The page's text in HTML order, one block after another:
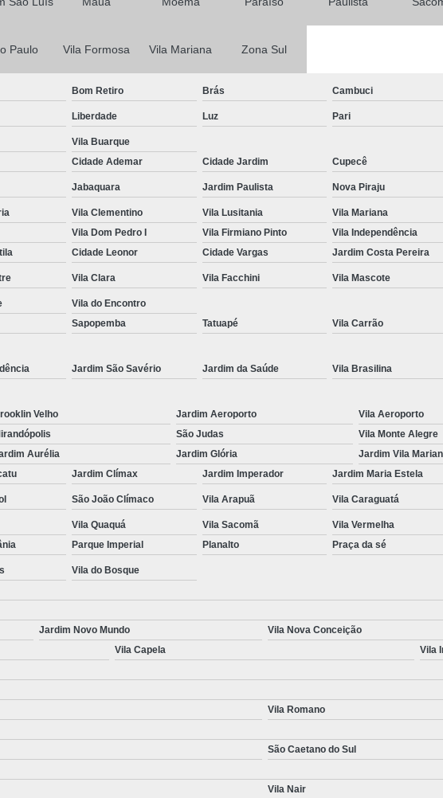
Renovação Cnh a
Renovação Cnh Bloqueada
Renovação da Cnh Vencida
Renovação do Cnh
Aulas de
Auto Escola Simulador de Carro
Simulador de Carro da Auto Escola
Simulador de Carro na Auto Escola
Simulador de Direção Cfc
Simulador de
Paulo Vila Formosa Vila Mariana Zona Sul
Bom Retiro Brás Cambuci
Liberdade Luz Pari
Vila Buarque
Cidade Ademar Cidade Jardim Cupecê
Jabaquara Jardim Paulista Nova Piraju
Vila Clementino Vila Lusitania Vila Mariana
Vila Dom Pedro I Vila Firmiano Pinto Vila Independência
Cidade Leonor Cidade Vargas Jardim Costa Pereira
Vila Clara Vila Facchini Vila Mascote
Vila do Encontro
Sapopemba Tatuapé Vila Carrão
Jardim São Savério Jardim da Saúde Vila Brasilina
Velho Jardim Aeroporto Vila Aeroporto
São Judas Vila Monte Alegre
Aurélia Jardim Glória Jardim Vila
Jardim Clímax Jardim Imperador Jardim Maria Estela
São João Clímaco Vila Arapuã Vila Caraguatá
Vila Quaquá Vila Sacomã Vila Vermelha
Parque Imperial Planalto Praça da sé
Vila do Bosque
Jardim Novo Mundo Vila Nova Conceição
Vila Capela
Vila
Vila Romano
São Caetano do Sul
Vila Nair